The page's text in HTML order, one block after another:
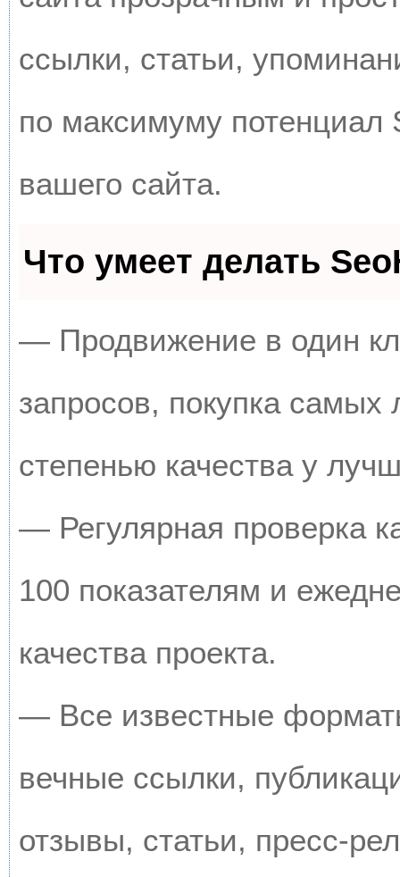
ссылки, статьи,
по максимуму потенциал
вашего сайта.
Что умеет делать
— Продвижение в один
запросов, покупка
степенью качества у
— Регулярная проверка
100 показателям и
качества проекта.
— Все известные
вечные ссылки,
отзывы, статьи, пресс-